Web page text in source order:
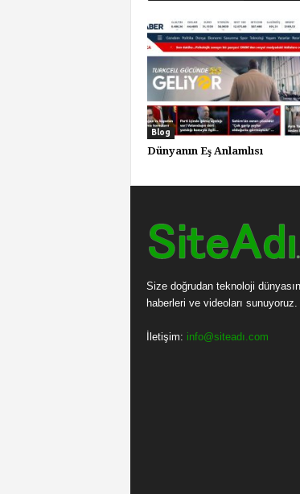
Blog
Dünyanın Eş Anlamlısı
Size doğrudan teknoloji
haberleri ve videoları sunuyoruz.
İletişim: info@siteadı.com